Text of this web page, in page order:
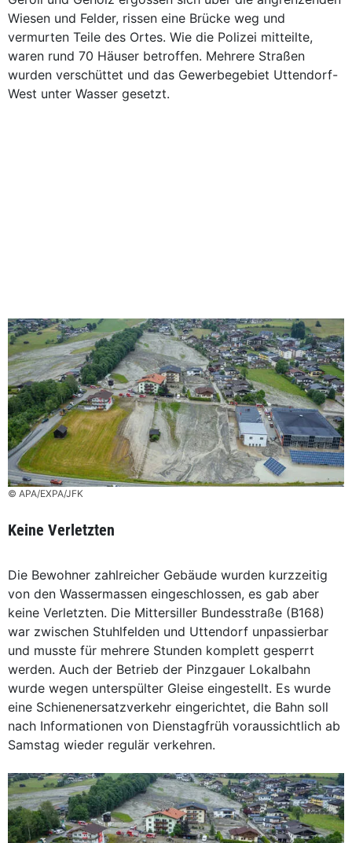
Wiesen und Felder, rissen eine Brücke weg und
vermurten Teile des Ortes. Wie die Polizei mitteilte,
waren rund 70 Häuser betroffen. Mehrere Straßen
wurden verschüttet und das Gewerbegebiet Uttendorf-
West unter Wasser gesetzt.
© APA/EXPA/JFK
Keine Verletzten
Die Bewohner zahlreicher Gebäude wurden kurzzeitig
von den Wassermassen eingeschlossen, es gab aber
keine Verletzten. Die Mittersiller Bundesstraße (B168)
war zwischen Stuhlfelden und Uttendorf unpassierbar
und musste für mehrere Stunden komplett gesperrt
werden. Auch der Betrieb der Pinzgauer Lokalbahn
wurde wegen unterspülter Gleise eingestellt. Es wurde
eine Schienenersatzverkehr eingerichtet, die Bahn soll
nach Informationen von Dienstagfrüh voraussichtlich ab
Samstag wieder regulär verkehren.